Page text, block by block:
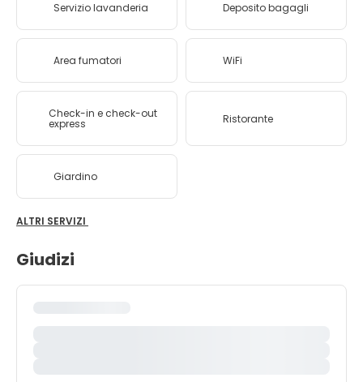
Servizio lavanderia Deposito bagagli
Area fumatori WiFi
Check-in e check-out
express Ristorante
Giardino
ALTRI SERVIZI
Giudizi